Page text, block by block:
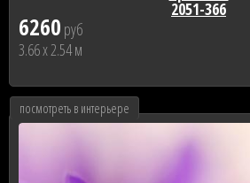
6260 руб
3.66 x 2.54 м
2051-366
посмотреть в интерьере